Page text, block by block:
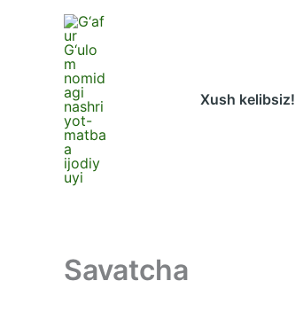
Xush kelibsiz!
Savatcha